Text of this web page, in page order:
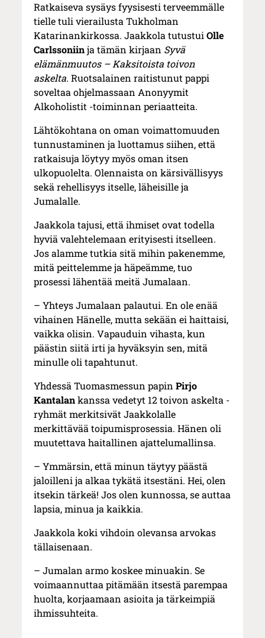
Ratkaiseva sysäys fyysisesti terveemmälle
tielle tuli vierailusta Tukholman
Katarinankirkossa. Jaakkola tutustuiOlle
Carlssoniinja tämän kirjaan Syvä
elämänmuutos – Kaksitoista toivon
askelta. Ruotsalainen raitistunut pappi
soveltaa ohjelmassaan Anonyymit
Alkoholistit -toiminnan periaatteita.
Lähtökohtana on oman voimattomuuden
tunnustaminen ja luottamus siihen, että
ratkaisuja löytyy myös oman itsen
ulkopuolelta. Olennaista on kärsivällisyys
sekä rehellisyys itselle, läheisille ja
Jumalalle.
Jaakkola tajusi, että ihmiset ovat todella
hyviä valehtelemaan erityisesti itselleen.
Jos alamme tutkia sitä mihin pakenemme,
mitä peittelemme ja häpeämme, tuo
prosessi lähentää meitä Jumalaan.
– Yhteys Jumalaan palautui. En ole enää
vihainen Hänelle, mutta sekään ei haittaisi,
vaikka olisin. Vapauduin vihasta, kun
päästin siitä irti ja hyväksyin sen, mitä
minulle oli tapahtunut.
Yhdessä Tuomasmessun papinPirjo
Kantalankanssa vedetyt 12 toivon askelta -
ryhmät merkitsivät Jaakkolalle
merkittävää toipumisprosessia. Hänen oli
muutettava haitallinen ajattelumallinsa.
– Ymmärsin, että minun täytyy päästä
jaloilleni ja alkaa tykätä itsestäni. Hei, olen
itsekin tärkeä! Jos olen kunnossa, se auttaa
lapsia, minua ja kaikkia.
Jaakkola koki vihdoin olevansa arvokas
tällaisenaan.
– Jumalan armo koskee minuakin. Se
voimaannuttaa pitämään itsestä parempaa
huolta, korjaamaan asioita ja tärkeimpiä
ihmissuhteita.